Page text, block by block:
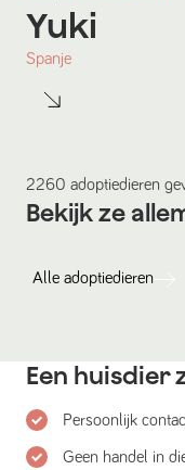
Yuki
Spanje
2260 adoptiedieren
Bekijk ze
Alle adoptiedieren
Een huisdier
Persoonlijk
Geen handel in